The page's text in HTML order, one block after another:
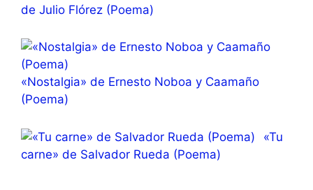
de Julio Flórez (Poema)
«Nostalgia» de Ernesto Noboa y Caamaño
(Poema)
«Tu
carne» de Salvador Rueda (Poema)